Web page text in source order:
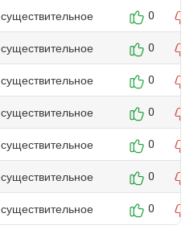
существительное 0
существительное 0
существительное 0
существительное 0
существительное 0
существительное 0
существительное 0